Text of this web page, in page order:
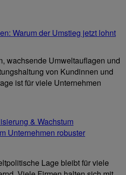
Warum der Umstieg jetzt lohnt
wachsende Umweltauflagen und
von Kundinnen und
ist für viele Unternehmen
& Wachstum
Unternehmen robuster
Lage bleibt für viele